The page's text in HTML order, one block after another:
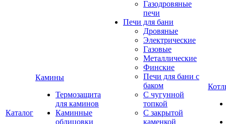
Каталог
Камины
Термозащита
для каминов
Каминные
облицовки
Газодровяные
печи
Печи для бани
Дровяные
Электрические
Газовые
Металлические
Финские
Печи для бани с
баком
С чугунной
топкой
С закрытой
каменкой